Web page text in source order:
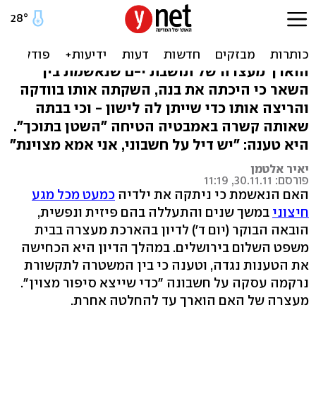
האם המתעללת: בני היה שמן,
לא מנעתי אוכל
הוארך מעצרה של תושבת י-ם שנאשמת בין
השאר כי היכתה את בנה, השקתה אותו בוודקה
והריצה אותו כדי שייתן לה לישון - וכי בבתה
שאותה קשרה באמבטיה הטיחה "השטן בתוכך".
היא טענה: "יש דיל על חשבוני, אני אמא מצוינת"
יאיר אלטמן
פורסם: 30.11.11, 11:19
האם הנאשמת כי ניתקה את ילדיה כמעט מכל מגע
חיצוני במשך שנים והתעללה בהם פיזית ונפשית,
הובאה הבוקר (יום ד') לדיון בהארכת מעצרה בבית
משפט השלום בירושלים. במהלך הדיון היא הכחישה
את הטענות נגדה, וטענה כי בין המשטרה לתקשורת
נרקמה עסקה על חשבונה "כדי שייצא סיפור מצוין".
מעצרה של האם הוארך עד להחלטה אחרת.